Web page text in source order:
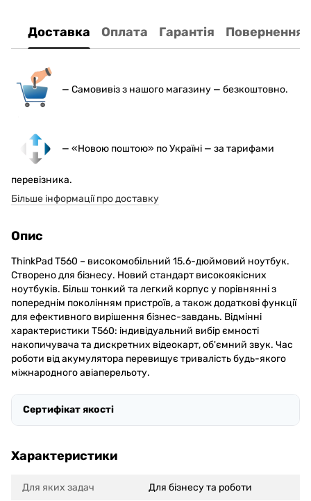
Доставка Оплата Гарантія Повернення
— Самовивіз з нашого магазину — безкоштовно.
— «Новою поштою» по Україні — за тарифами
перевізника.
Більше інформації про доставку
Опис
ThinkPad T560 – високомобільний 15.6-дюймовий ноутбук.
Створено для бізнесу. Новий стандарт високоякісних
ноутбуків. Більш тонкий та легкий корпус у порівнянні з
попереднім поколінням пристроїв, а також додаткові функції
для ефективного вирішення бізнес-завдань. Відмінні
характеристики T560: індивідуальний вибір ємності
накопичувача та дискретних відеокарт, об'ємний звук. Час
роботи від акумулятора перевищує тривалість будь-якого
міжнародного авіаперельоту.
Сертифікат якості
Характеристики
Для яких задач Для бізнесу та роботи